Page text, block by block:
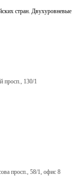
стран.
просп., 130/1
просп., 58/1, офис 8